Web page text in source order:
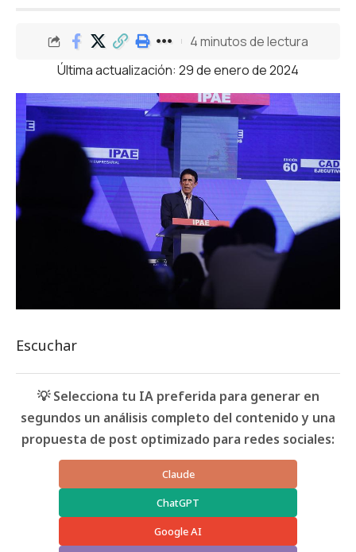
Última actualización: 29 de enero de 2024
4 minutos de lectura
Escuchar
💡 Selecciona tu IA preferida para generar en
segundos un análisis completo del contenido y una
propuesta de post optimizado para redes sociales:
Claude
ChatGPT
Google AI